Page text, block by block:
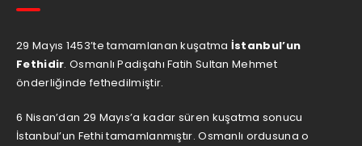
29 Mayıs 1453’te tamamlanan kuşatma İstanbul’un
Fethidir. Osmanlı Padişahı Fatih Sultan Mehmet
önderliğinde fethedilmiştir.
6 Nisan’dan 29 Mayıs’a kadar süren kuşatma sonucu
İstanbul’un Fethi tamamlanmıştır. Osmanlı ordusuna o